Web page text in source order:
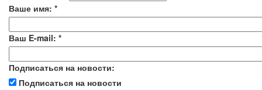
Ваше имя: *
Ваш E-mail: *
Подписаться на новости:
Подписаться на новости